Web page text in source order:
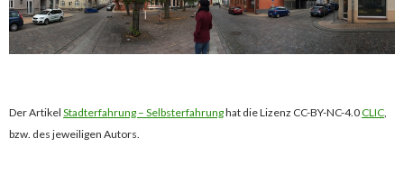
Der Artikel Stadterfahrung – Selbsterfahrunghat die Lizenz CC-BY-NC-4.0CLIC,
bzw. des jeweiligen Autors.